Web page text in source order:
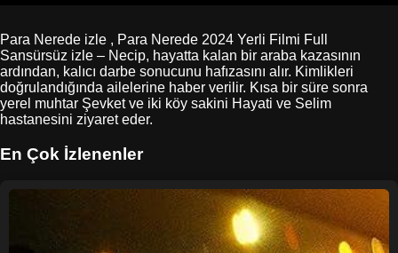
Para Nerede izle , Para Nerede 2024 Yerli Filmi Full
Sansürsüz izle – Necip, hayatta kalan bir araba kazasının
ardından, kalıcı darbe sonucunu hafızasını alır. Kimlikleri
doğrulandığında ailelerine haber verilir. Kısa bir süre sonra
yerel muhtar Şevket ve iki köy sakini Hayati ve Selim
hastanesini ziyaret eder.
En Çok İzlenenler